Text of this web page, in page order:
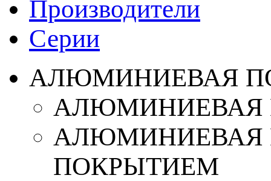
Производители
Серии
АЛЮМИНИЕВАЯ
АЛЮМИНИЕВАЯ
АЛЮМИНИЕВАЯ
ПОКРЫТИЕМ